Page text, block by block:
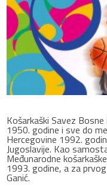
Košarkaški Savez
1950. godine i sve do
Hercegovine 1992.
Jugoslavije. Kao
Međunarodne
1993. godine, a za
Ganić.